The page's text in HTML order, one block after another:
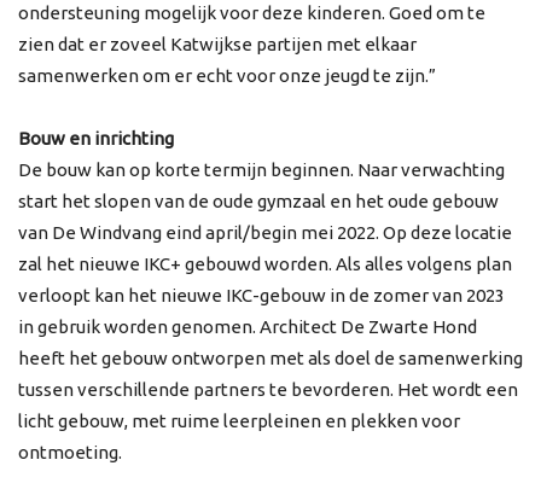
ondersteuning mogelijk voor deze kinderen. Goed om te
zien dat er zoveel Katwijkse partijen met elkaar
samenwerken om er echt voor onze jeugd te zijn.”
Bouw en inrichting
De bouw kan op korte termijn beginnen. Naar verwachting
start het slopen van de oude gymzaal en het oude gebouw
van De Windvang eind april/begin mei 2022. Op deze locatie
zal het nieuwe IKC+ gebouwd worden. Als alles volgens plan
verloopt kan het nieuwe IKC-gebouw in de zomer van 2023
in gebruik worden genomen. Architect De Zwarte Hond
heeft het gebouw ontworpen met als doel de samenwerking
tussen verschillende partners te bevorderen. Het wordt een
licht gebouw, met ruime leerpleinen en plekken voor
ontmoeting.